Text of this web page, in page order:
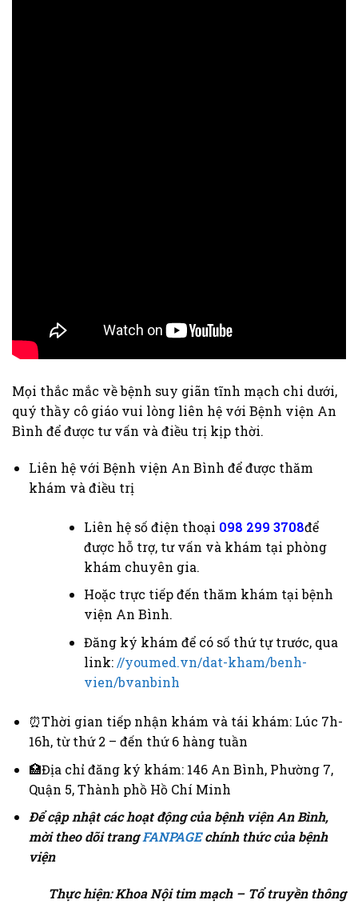
Mọi thắc mắc về bệnh suy giãn tĩnh mạch chi dưới,
quý thầy cô giáo vui lòng liên hệ với Bệnh viện An
Bình để được tư vấn và điều trị kịp thời.
Liên hệ với Bệnh viện An Bình để được thăm
khám và điều trị
Liên hệ số điện thoại 098 299 3708để
được hỗ trợ, tư vấn và khám tại phòng
khám chuyên gia.
Hoặc trực tiếp đến thăm khám tại bệnh
viện An Bình.
Đăng ký khám để có số thứ tự trước, qua
link: //youmed.vn/dat-kham/benh-
vien/bvanbinh
⏰Thời gian tiếp nhận khám và tái khám: Lúc 7h-
16h, từ thứ 2 – đến thứ 6 hàng tuần
🏥Địa chỉ đăng ký khám: 146 An Bình, Phường 7,
Quận 5, Thành phồ Hồ Chí Minh
Để cập nhật các hoạt động của bệnh viện An Bình,
mời theo dõi trangFANPAGEchính thức của bệnh
viện
Thực hiện: Khoa Nội tim mạch – Tổ truyền thông